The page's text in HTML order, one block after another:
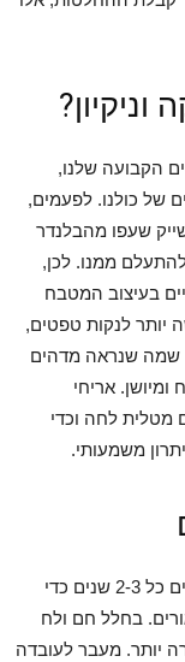
וניקיון?
הקבועה שלנו,
של כולנו. לפעמים,
שעפו מהבלנדר
ממנו. לכן,
בעיצוב המטבח
יותר לנקות טפטים,
שמה שנראה מדהים
אריחי
מטלית לחה וכדי
משמעותי.
בעל הבית הממוצע יאלץ להדביק טפטים חדשים כל 2-3 שנים כדי
בחלל חם ולח
יותר. מעבר לעובדה